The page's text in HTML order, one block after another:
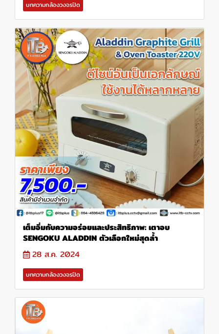
บทความกล้องวงจรปิด
เต็มอิ่มกับความอร่อยและประสิทธิภาพ: เตาอบ
SENGOKU ALADDIN ตัวเลือกใหม่สุดล้ำ
28 ส.ค. 2024
บทความกล้องวงจรปิด